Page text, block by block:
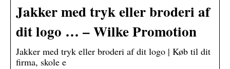
Jakker med tryk eller broderi af
dit logo … – Wilke Promotion
Jakker med tryk eller broderi af dit logo | Køb til dit
firma, skole e